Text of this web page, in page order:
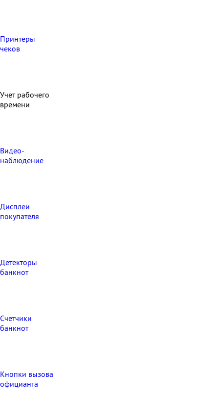
Принтеры
чеков
Учет рабочего
времени
Видео‑
наблюдение
Дисплеи
покупателя
Детекторы
банкнот
Счетчики
банкнот
Кнопки вызова
официанта